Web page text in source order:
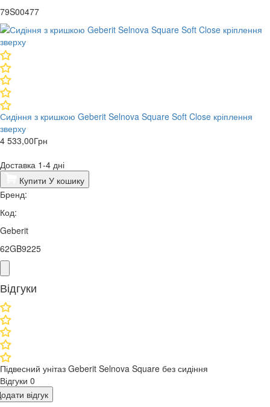
79S00477
Сидіння з кришкою Geberit Selnova Square Soft Close кріплення
зверху
4 533,00Грн
Доставка 1-4 дні
Купити У кошику
Бренд:
Код:
Geberit
62GB9225
Відгуки
Підвесний унітаз Geberit Selnova Square без сидіння
Відгуки 0
відгук